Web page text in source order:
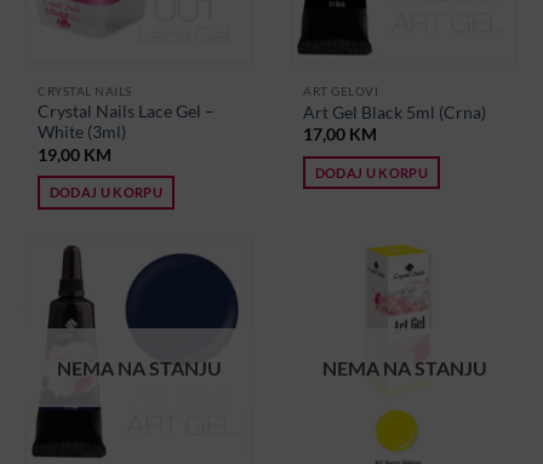
CRYSTAL NAILS
Crystal Nails Lace Gel –
White (3ml)
19,00 KM
DODAJ U KORPU
ART GELOVI
Art Gel Black 5ml (Crna)
17,00 KM
DODAJ U KORPU
NEMA NA STANJU NEMA NA STANJU